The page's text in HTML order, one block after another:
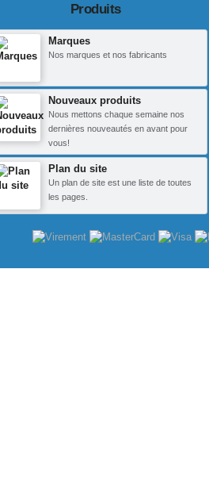
Produits
Marques
Nos marques et nos fabricants
Nouveaux produits
Nous mettons chaque semaine nos
dernières nouveautés en avant pour
vous!
Plan du site
Un plan de site est une liste de toutes
les pages.